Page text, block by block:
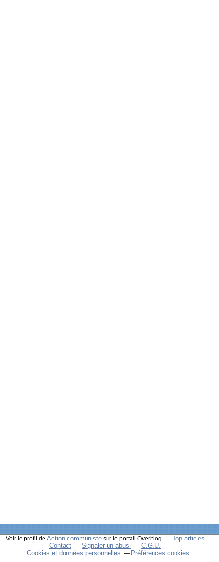
Voir le profil de Action communistesur le portail Overblog
Top articles
Contact
Signaler un abus
C.G.U.
Cookies et données personnelles
Préférences cookies